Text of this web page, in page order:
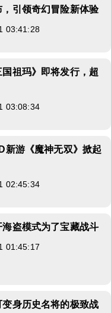
引领奇幻冒险新体验
03:41:28
祖玛》即将发行，超
03:08:34
新游《魔神无双》掀起
02:45:34
盗模式为了宝藏战斗
01:45:17
变身历史名将的极致战